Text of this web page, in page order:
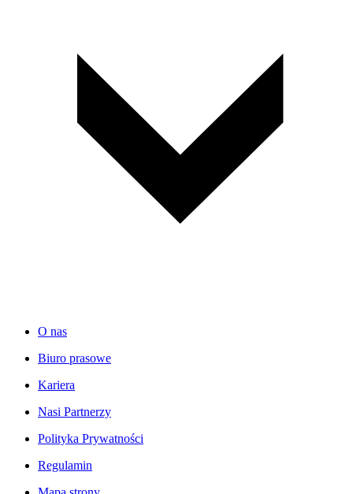
O nas
Biuro prasowe
Kariera
Nasi Partnerzy
Polityka Prywatności
Regulamin